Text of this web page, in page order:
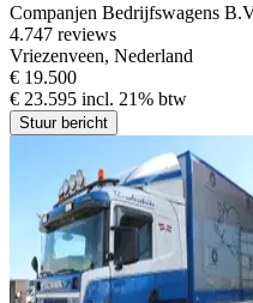
Companjen Bedrijfswagens
4.747 reviews
Vriezenveen, Nederland
€ 19.500
€ 23.595 incl. 21% btw
Stuur bericht